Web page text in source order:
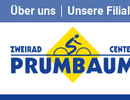
Über uns Unsere